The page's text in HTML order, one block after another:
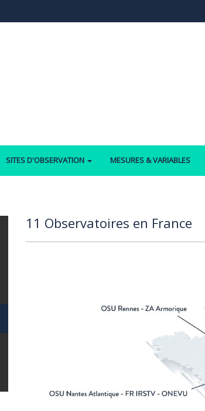
SITES D'OBSERVATION MESURES & VARIABLES
11 Observatoires en France